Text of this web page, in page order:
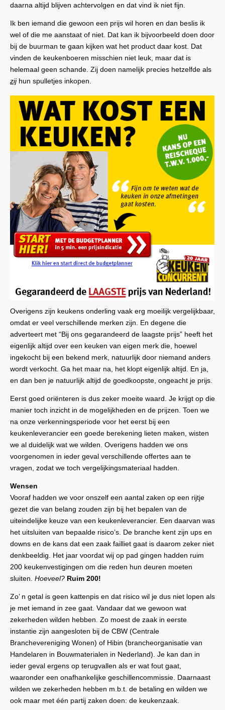
daarna altijd blijven achtervolgen en dat vind ik niet fijn.
Ik ben iemand die gewoon een prijs wil horen en dan beslis ik
wel of die me aanstaat of niet. Dat kan ik bijvoorbeeld doen door
bij de buurman te gaan kijken wat het product daar kost. Dat
vinden de keukenboeren misschien niet leuk, maar dat is
helemaal geen schande. Zij doen namelijk precies hetzelfde als
zijhun spulletjes inkopen.
Overigens zijn keukens onderling vaak erg moeilijk vergelijkbaar,
omdat er veel verschillende merken zijn. En degene die
adverteert met “Bij ons gegarandeerd de laagste prijs” heeft het
eigenlijk altijd over een keuken van eigen merk die, hoewel
ingekocht bij een bekend merk, natuurlijk door niemand anders
wordt verkocht. Ga het maar na, het klopt eigenlijk altijd. En ja,
en dan ben je natuurlijk altijd de goedkoopste, ongeacht je prijs.
Eerst goed oriënteren is dus zeker moeite waard. Je krijgt op die
manier toch inzicht in de mogelijkheden en de prijzen. Toen we
na onze verkenningsperiode voor het eerst bij een
keukenleverancier een goede berekening lieten maken, wisten
we al duidelijk wat we wilden. Overigens hadden we ons
voorgenomen in ieder geval verschillende offertes aan te
vragen, zodat we toch vergelijkingsmateriaal hadden.
Wensen
Vooraf hadden we voor onszelf een aantal zaken op een rijtje
gezet die van belang zouden zijn bij het bepalen van de
uiteindelijke keuze van een keukenleverancier. Een daarvan was
het uitsluiten van bepaalde risico’s. De branche kent zijn ups en
downs en de kans dat een zaak failliet gaat is daarom zeker niet
denkbeeldig. Het jaar voordat wij op pad gingen hadden ruim
200 keukenvestigingen om die reden hun deuren moeten
sluiten. Hoeveel? Ruim 200!
Zo’ n getal is geen kattenpis en dat risico wil je dus niet lopen als
je met iemand in zee gaat. Vandaar dat we gewoon wat
zekerheden wilden hebben. Zo moest de zaak in eerste
instantie zijn aangesloten bij de CBW (Centrale
Branchevereniging Wonen) of Hibin (brancheorganisatie van
Handelaren in Bouwmaterialen in Nederland). Je kan dan in
ieder geval ergens op terugvallen als er wat fout gaat,
waaronder een onafhankelijke geschillencommissie. Daarnaast
wilden we zekerheden hebben m.b.t. de betaling en wilden we
ook maar met één partij zaken doen: de keukenzaak.